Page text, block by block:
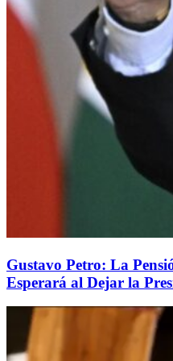
Gustavo Petro: La
Esperará al Dejar la